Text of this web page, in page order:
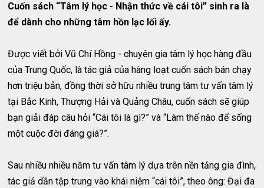
Cuốn sách “Tâm lý học - Nhận thức về cái tôi” sinh ra là
để dành cho những tâm hồn lạc lối ấy.
Được viết bởi Vũ Chí Hồng - chuyên gia tâm lý học hàng đầu
của Trung Quốc, là tác giả của hàng loạt cuốn sách bán chạy
hơn triệu bản, đồng thời sở hữu nhiều trung tâm tư vấn tâm lý
tại Bắc Kinh, Thượng Hải và Quảng Châu, cuốn sách sẽ giúp
bạn giải đáp câu hỏi “Cái tôi là gì?” và “Làm thế nào để sống
một cuộc đời đáng giá?”.
Sau nhiều nhiều năm tư vấn tâm lý dựa trên nền tảng gia đình,
tác giả dần tập trung vào khái niệm “cái tôi”, theo ông: Đại đa